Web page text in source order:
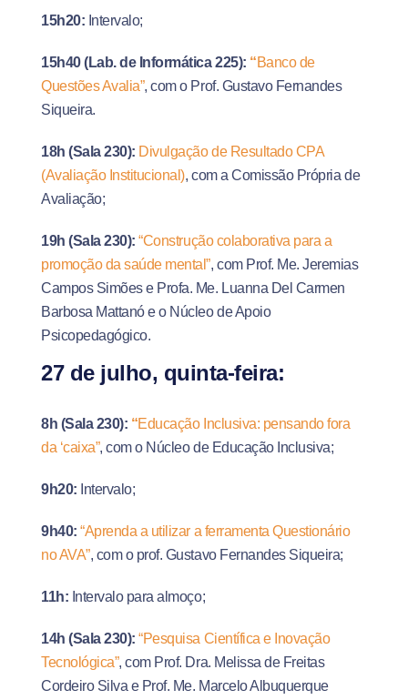
15h20: Intervalo;
15h40 (Lab. de Informática 225): “Banco de
Questões Avalia”, com o Prof. Gustavo Fernandes
Siqueira.
18h (Sala 230): Divulgação de Resultado CPA
(Avaliação Institucional), com a Comissão Própria de
Avaliação;
19h (Sala 230): “Construção colaborativa para a
promoção da saúde mental”, com Prof. Me. Jeremias
Campos Simões e Profa. Me. Luanna Del Carmen
Barbosa Mattanó e o Núcleo de Apoio
Psicopedagógico.
27 de julho, quinta-feira:
8h (Sala 230): “Educação Inclusiva: pensando fora
da ‘caixa”, com o Núcleo de Educação Inclusiva;
9h20: Intervalo;
9h40:“Aprenda a utilizar a ferramenta Questionário
no AVA”, com o prof. Gustavo Fernandes Siqueira;
11h: Intervalo para almoço;
14h (Sala 230):“Pesquisa Científica e Inovação
Tecnológica”, com Prof. Dra. Melissa de Freitas
Cordeiro Silva e Prof. Me. Marcelo Albuquerque